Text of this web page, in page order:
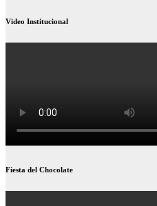
Video Institucional
Fiesta del Chocolate